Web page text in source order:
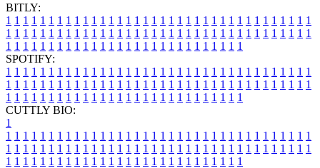
BITLY:
1 1 1 1 1 1 1 1 1 1 1 1 1 1 1 1 1 1 1 1 1 1 1 1 1 1 1 1 1 1 1 1 1 1 1 1
1 1 1 1 1 1 1 1 1 1 1 1 1 1 1 1 1 1 1 1 1 1 1 1 1 1 1 1 1 1 1 1 1 1 1 1
1 1 1 1 1 1 1 1 1 1 1 1 1 1 1 1 1 1 1 1 1 1 1 1 1 1 1 1
SPOTIFY:
1 1 1 1 1 1 1 1 1 1 1 1 1 1 1 1 1 1 1 1 1 1 1 1 1 1 1 1 1 1 1 1 1 1 1 1
1 1 1 1 1 1 1 1 1 1 1 1 1 1 1 1 1 1 1 1 1 1 1 1 1 1 1 1 1 1 1 1 1 1 1 1
1 1 1 1 1 1 1 1 1 1 1 1 1 1 1 1 1 1 1 1 1 1 1 1 1 1 1 1
CUTTLY BIO:
1
1 1 1 1 1 1 1 1 1 1 1 1 1 1 1 1 1 1 1 1 1 1 1 1 1 1 1 1 1 1 1 1 1 1 1 1
1 1 1 1 1 1 1 1 1 1 1 1 1 1 1 1 1 1 1 1 1 1 1 1 1 1 1 1 1 1 1 1 1 1 1 1
1 1 1 1 1 1 1 1 1 1 1 1 1 1 1 1 1 1 1 1 1 1 1 1 1 1 1 1